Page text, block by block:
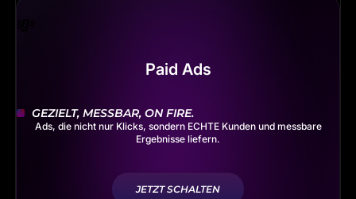
Paid Ads
GEZIELT, MESSBAR, ON FIRE.
Ads, die nicht nur Klicks, sondern ECHTE Kunden und messbare
Ergebnisse liefern.
JETZT SCHALTEN